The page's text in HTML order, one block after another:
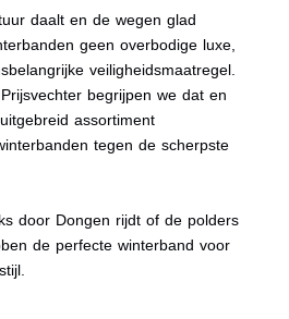
daalt en de wegen glad
geen overbodige luxe,
veiligheidsmaatregel.
begrijpen we dat en
assortiment
tegen de scherpste
door Dongen rijdt of de polders
de perfecte winterband voor